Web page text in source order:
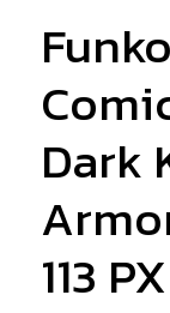
Dark
113 PX